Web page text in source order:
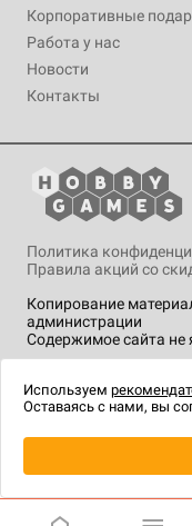
Корпоративные
Работа у нас
Новости
Контакты
Копирование
администрации
Содержимое сайта не
Политика
Правила акций со
технологии.
Используем
Оставаясь с нами, вы